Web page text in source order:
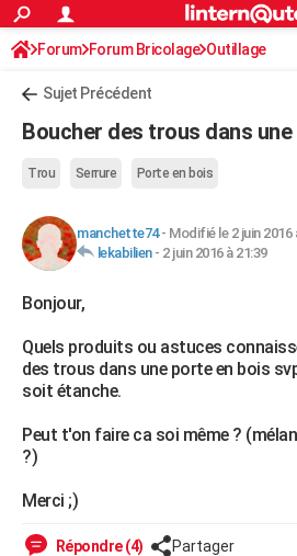
ACTUALITÉS
Politique
Société
Faits Divers
Education
Monde
Villes
+
Essais
Réserver un essai
Citadines
Berlines
SUV
Forum auto
+HIGH-TECH
BRICOLAGE
WEEK-END
Guides de France
Escapades
Patrimoine
Expositions
Musées
Week-end nature
+LIFESTYLE
SANTE
Alimentation
Guide de la santé
Maladies
Médicaments
Sommeil
Destinations
City break
Voyage nature
Voyage de noces
S'inscrire
Connexion
Forum Forum Bricolage Outillage
Sujet Précédent
Boucher des trous dans
Trou Serrure Porte en bois
manchette74- Modifié le 2 juin 2016
lekabilien- 2 juin 2016 à 21:39
Bonjour,
Quels produits ou astuces
des trous dans une porte en bois
soit étanche.
Peut t'on faire ca soi même ?
?)
Merci ;)
Répondre (4) Partager